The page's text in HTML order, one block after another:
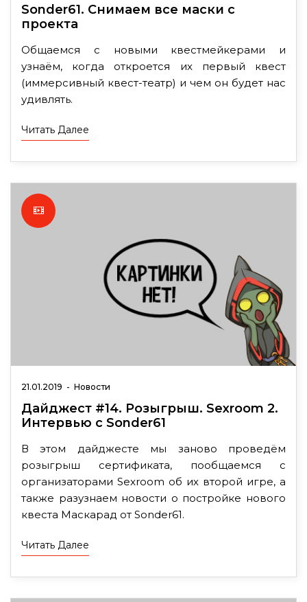
Sonder61. Снимаем все маски с
проекта
Общаемся с новыми квестмейкерами и
узнаём, когда откроется их первый квест
(иммерсивный квест-театр) и чем он будет нас
удивлять.
Читать Далее
21.01.2019 - Новости
Дайджест #14. Розыгрыш. Sexroom 2.
Интервью с Sonder61
В этом дайджесте мы заново проведём
розыгрыш сертификата, пообщаемся с
организаторами Sexroom об их второй игре, а
также разузнаем новости о постройке нового
квеста Маскарад от Sonder61.
Читать Далее